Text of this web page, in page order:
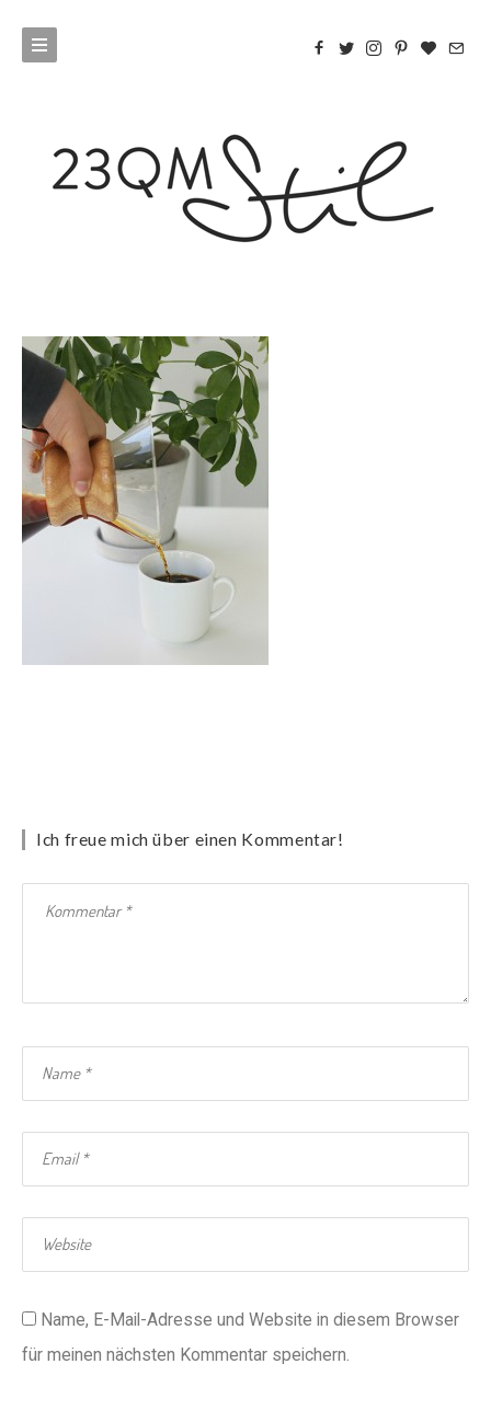
Ich freue mich über einen Kommentar!
Name, E-Mail-Adresse und Website in diesem Browser
für meinen nächsten Kommentar speichern.